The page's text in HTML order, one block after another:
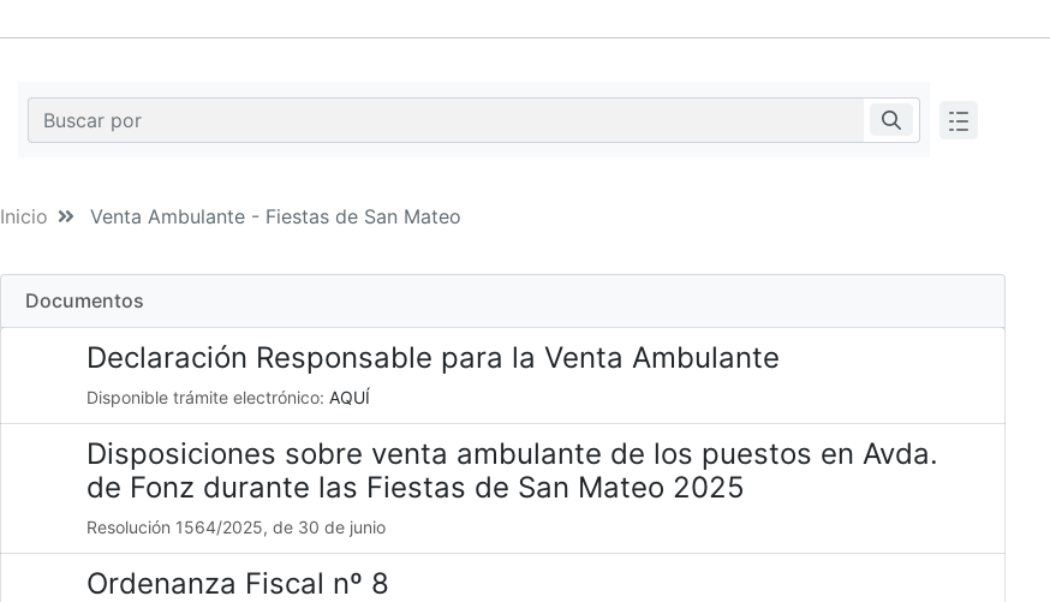
Inicio Venta Ambulante - Fiestas de San Mateo
Documentos
Declaración Responsable para la Venta Ambulante
Disponible trámite electrónico:AQUÍ
Disposiciones sobre venta ambulante de los puestos en Avda.
de Fonz durante las Fiestas de San Mateo 2025
Resolución 1564/2025, de 30 de junio
Ordenanza Fiscal nº 8